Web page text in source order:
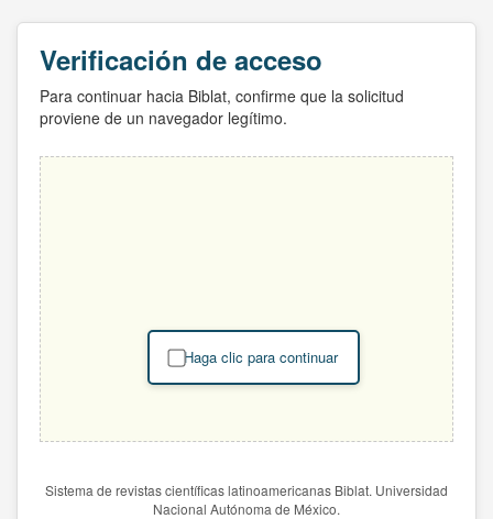
Verificación de acceso
Para continuar hacia Biblat, confirme que la solicitud
proviene de un navegador legítimo.
Haga clic para continuar
Sistema de revistas científicas latinoamericanas Biblat. Universidad
Nacional Autónoma de México.